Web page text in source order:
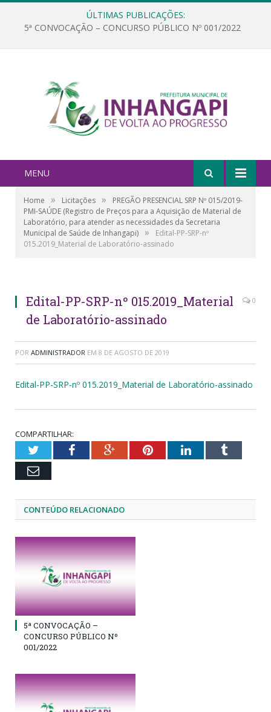
ÚLTIMAS PUBLICAÇÕES:
5ª CONVOCAÇÃO – CONCURSO PÚBLICO Nº 001/2022
MENU
Home » Licitações »
PREGÃO PRESENCIAL SRP Nº 015/2019-
PMI-SAÚDE (Registro de Preços para a Aquisição de Material de
Laboratório, para atender as necessidades da Secretaria
Municipal de Saúde de Inhangapi) »
Edital-PP-SRP-nº
015.2019_Material de Laboratório-assinado
Edital-PP-SRP-nº 015.2019_Material
de Laboratório-assinado
0
POR ADMINISTRADOR EM 8 DE AGOSTO DE 2019
Edital-PP-SRP-nº 015.2019_Material de Laboratório-assinado
COMPARTILHAR:
TwitterFacebookGoogle+PinterestLinkedInTumblr
Email
CONTEÚDO RELACIONADO
5ª CONVOCAÇÃO –
CONCURSO PÚBLICO Nº
001/2022